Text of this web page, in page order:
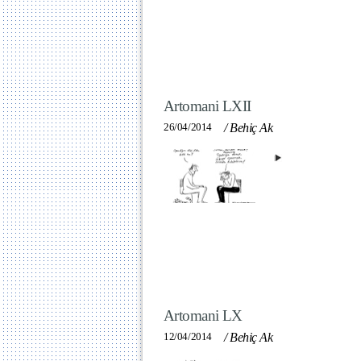
Artomani LXII
26/04/2014 /Behiç Ak
Artomani LX
12/04/2014 /Behiç Ak